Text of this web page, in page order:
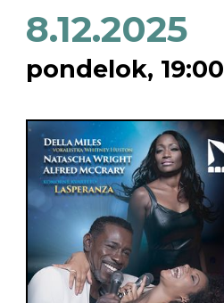
8.12.2025
pondelok, 19:00